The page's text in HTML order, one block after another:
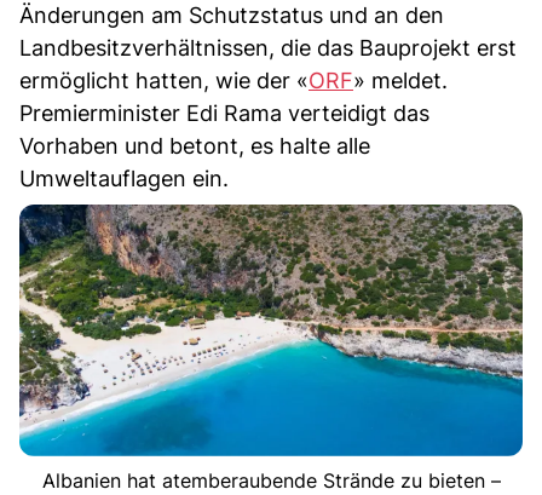
Änderungen am Schutzstatus und an den
Landbesitzverhältnissen, die das Bauprojekt erst
ermöglicht hatten, wie der «ORF» meldet.
Premierminister Edi Rama verteidigt das
Vorhaben und betont, es halte alle
Umweltauflagen ein.
Albanien hat atemberaubende Strände zu bieten –